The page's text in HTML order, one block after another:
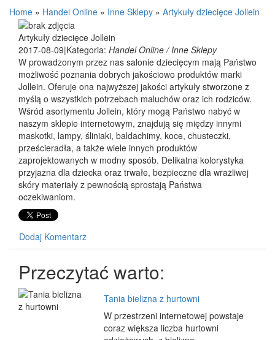
Home » Handel Online » Inne Sklepy » Artykuły dziecięce Jollein
Artykuły dziecięce Jollein
2017-08-09|Kategoria: Handel Online / Inne Sklepy
W prowadzonym przez nas salonie dziecięcym mają Państwo
możliwość poznania dobrych jakościowo produktów marki
Jollein. Oferuje ona najwyższej jakości artykuły stworzone z
myślą o wszystkich potrzebach maluchów oraz ich rodziców.
Wśród asortymentu Jollein, który mogą Państwo nabyć w
naszym sklepie internetowym, znajdują się między innymi
maskotki, lampy, śliniaki, baldachimy, koce, chusteczki,
prześcieradła, a także wiele innych produktów
zaprojektowanych w modny sposób. Delikatna kolorystyka
przyjazna dla dziecka oraz trwałe, bezpieczne dla wrażliwej
skóry materiały z pewnością sprostają Państwa
oczekiwaniom.
Dodaj Komentarz
Przeczytać warto:
Tania bielizna z hurtowni
W przestrzeni internetowej powstaje
coraz większa liczba hurtowni